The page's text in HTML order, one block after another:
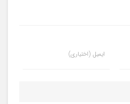
ایمیل (اختیاری)